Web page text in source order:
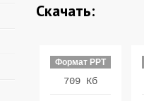
Скачать:
Формат PPT
709 Кб